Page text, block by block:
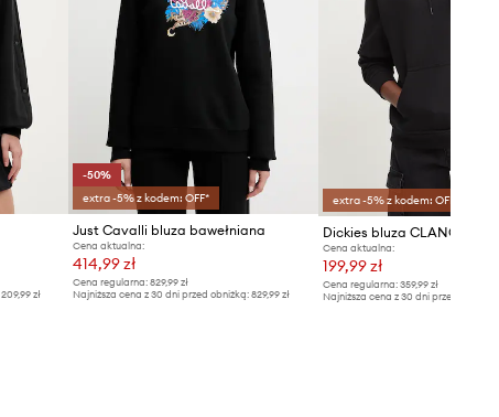
209,99 zł
-50%
extra -5% z kodem: OFF*
Just Cavalli bluza bawełniana
Cena aktualna:
414,99 zł
Cena regularna:829,99 zł
Najniższa cena z 30 dni przed obniżką:829,99 zł
extra -5% z kodem: OFF*
Dickies bluza CLANCY
Cena aktualna:
199,99 zł
Cena regularna: 359,99 zł
Najniższa cena z 30 dni przed obniżką: